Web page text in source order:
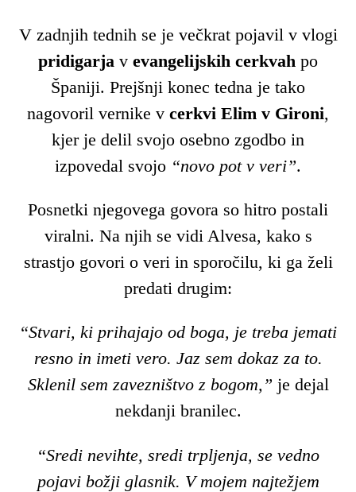
V zadnjih tednih se je večkrat pojavil v vlogi
pridigarja v evangelijskih cerkvah po
Španiji. Prejšnji konec tedna je tako
nagovoril vernike v cerkvi Elim v Gironi,
kjer je delil svojo osebno zgodbo in
izpovedal svojo “novo pot v veri”.
Posnetki njegovega govora so hitro postali
viralni. Na njih se vidi Alvesa, kako s
strastjo govori o veri in sporočilu, ki ga želi
predati drugim:
“Stvari, ki prihajajo od boga, je treba jemati
resno in imeti vero. Jaz sem dokaz za to.
Sklenil sem zavezništvo z bogom,” je dejal
nekdanji branilec.
“Sredi nevihte, sredi trpljenja, se vedno
pojavi božji glasnik. V mojem najtežjem